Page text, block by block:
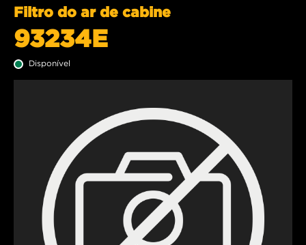
Filtro do ar de cabine
93234E
Disponível